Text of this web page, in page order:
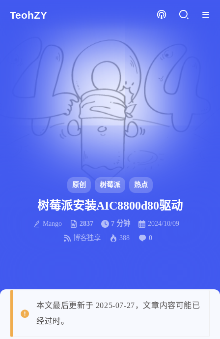
TeohZY
原创 树莓派 热点
树莓派安装AIC8800d80驱动
Mango 2837 7 分钟
2024/10/09
博客独享
388 0
本文最后更新于 2025-07-27，文章内容可能已
经过时。